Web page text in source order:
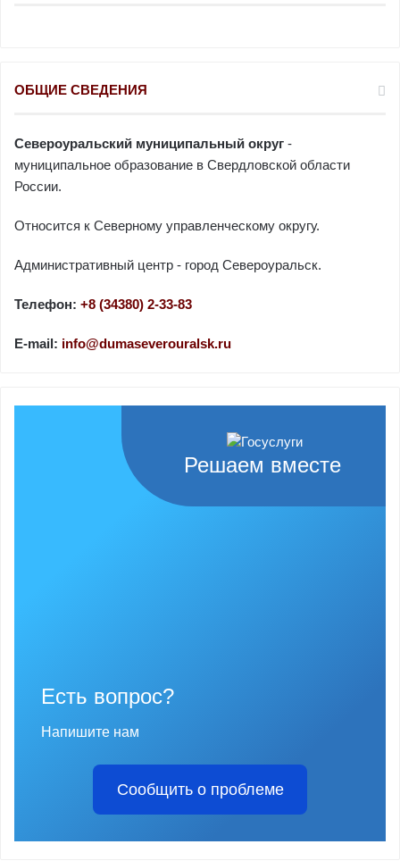
ОБЩИЕ СВЕДЕНИЯ
Североуральский муниципальный округ -
муниципальное образование в Свердловской области
России.
Относится к Северному управленческому округу.
Административный центр - город Североуральск.
Телефон: +8 (34380) 2-33-83
E-mail: info@dumaseverouralsk.ru
Решаем вместе
Есть вопрос?
Напишите нам
Сообщить о проблеме